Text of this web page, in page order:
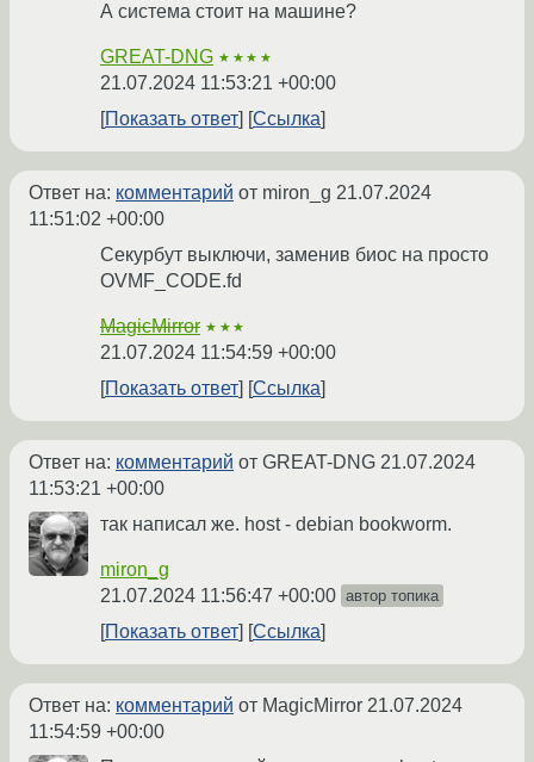
А система стоит на машине?
GREAT-DNG ★★★★
21.07.2024 11:53:21 +00:00
Показать ответ
Ссылка
Ответ на: комментарий от miron_g 21.07.2024
11:51:02 +00:00
Секурбут выключи, заменив биос на просто
OVMF_CODE.fd
MagicMirror ★★★
21.07.2024 11:54:59 +00:00
Показать ответ
Ссылка
Ответ на: комментарий от GREAT-DNG 21.07.2024
11:53:21 +00:00
так написал же. host - debian bookworm.
miron_g
21.07.2024 11:56:47 +00:00 автор топика
Показать ответ Ссылка
Ответ на: комментарий от MagicMirror 21.07.2024
11:54:59 +00:00